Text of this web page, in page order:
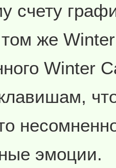
счету
же
Winter
эмоции.